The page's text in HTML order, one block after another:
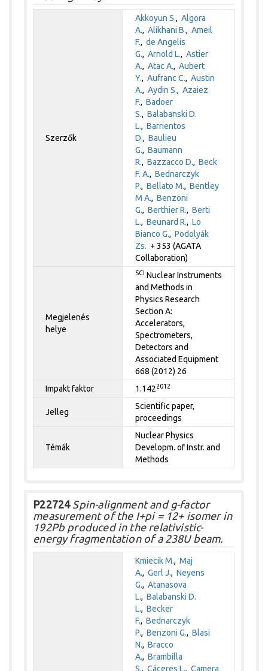
Szerzők
Akkoyun S.,Algora
A.,Alikhani B.,Ameil
F.,de Angelis
G.,Arnold L.,Astier
A.,Atac A.,Aubert
Y.,Aufranc C.,Austin
A.,Aydin S.,Azaiez
F.,Badoer
S.,Balabanski D.
L.,Barrientos
D.,Baulieu
G.,Baumann
R.,Bazzacco D.,Beck
F. A.,Bednarczyk
P.,Bellato M.,Bentley
M A.,Benzoni
G.,Berthier R.,Berti
L.,Beunard R.,Lo
Bianco G.,Podolyák
Zs. + 353 (AGATA
Collaboration)
Megjelenés
helye
SCI Nuclear Instruments
and Methods in
Physics Research
Section A:
Accelerators,
Spectrometers,
Detectors and
Associated Equipment
668 (2012) 26
Impakt faktor
1.1422012
Jelleg
Scientific paper,
proceedings
Témák
Nuclear Physics
Developm. of Instr. and
Methods
P22724Spin-alignment and g-factor
measurement of the I+pi = 12+ isomer in
192Pb produced in the relativistic-
energy fragmentation of a 238U beam.
Kmiecik M.,Maj
A.,Gerl J.,Neyens
G.,Atanasova
L.,Balabanski D.
L.,Becker
F.,Bednarczyk
P.,Benzoni G.,Blasi
N.,Bracco
A.,Brambilla
S.,Cáceres L.,Camera